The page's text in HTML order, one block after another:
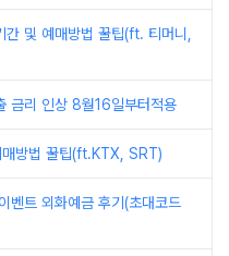
및 예매방법 꿀팁(ft. 티머니,
금리 인상 8월16일부터적용
매방법 꿀팁(ft.KTX, SRT)
벤트 외화예금 후기(초대코드